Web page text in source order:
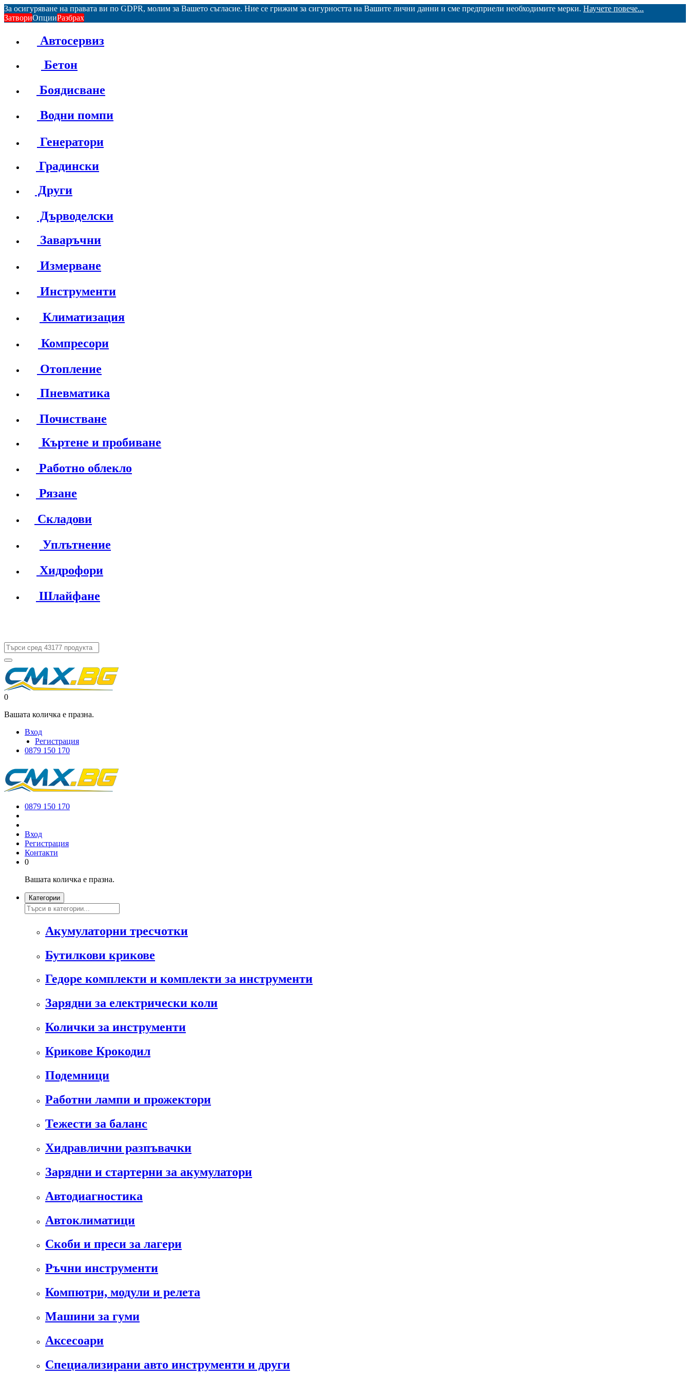
За осигуряване на правата ви по GDPR, молим за Вашето съгласие. Ние се грижим за сигурността на Вашите лични данни и сме предприели необходимите мерки. Научете повече...
ЗатвориОпцииРазбрах
Автосервиз
Бетон
Боядисване
Водни помпи
Генератори
Градински
Други
Дърводелски
Заваръчни
Измерване
Инструменти
Климатизация
Компресори
Отопление
Пневматика
Почистване
Къртене и пробиване
Работно облекло
Рязане
Складови
Уплътнение
Хидрофори
Шлайфане
0
Вашата количка е празна.
Вход
Регистрация
0879 150 170
0879 150 170
Вход
Регистрация
Контакти
0
Вашата количка е празна.
Категории
Акумулаторни тресчотки
Бутилкови крикове
Гедоре комплекти и комплекти за инструменти
Зарядни за електрически коли
Колички за инструменти
Крикове Крокодил
Подемници
Работни лампи и прожектори
Тежести за баланс
Хидравлични разпъвачки
Зарядни и стартерни за акумулатори
Автодиагностика
Автоклиматици
Скоби и преси за лагери
Ръчни инструменти
Компютри, модули и релета
Машини за гуми
Аксесоари
Специализирани авто инструменти и други